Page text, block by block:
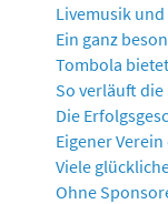
Livemusik
Ein ganz
Tombola
So verläuft die
Die
Eigener
Viele
Ohne